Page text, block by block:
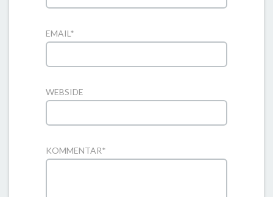
EMAIL *
WEBSIDE
KOMMENTAR*